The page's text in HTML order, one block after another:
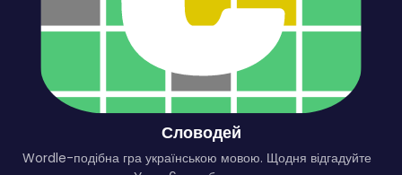
Словодей
Wordle-подібна гра українською мовою. Щодня відгадуйте